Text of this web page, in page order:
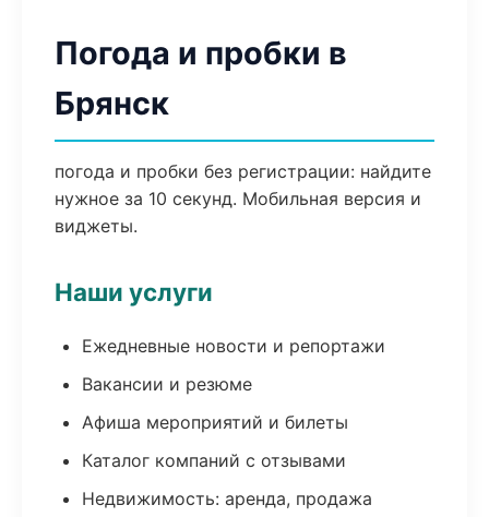
Погода и пробки в
Брянск
погода и пробки без регистрации: найдите
нужное за 10 секунд. Мобильная версия и
виджеты.
Наши услуги
Ежедневные новости и репортажи
Вакансии и резюме
Афиша мероприятий и билеты
Каталог компаний с отзывами
Недвижимость: аренда, продажа